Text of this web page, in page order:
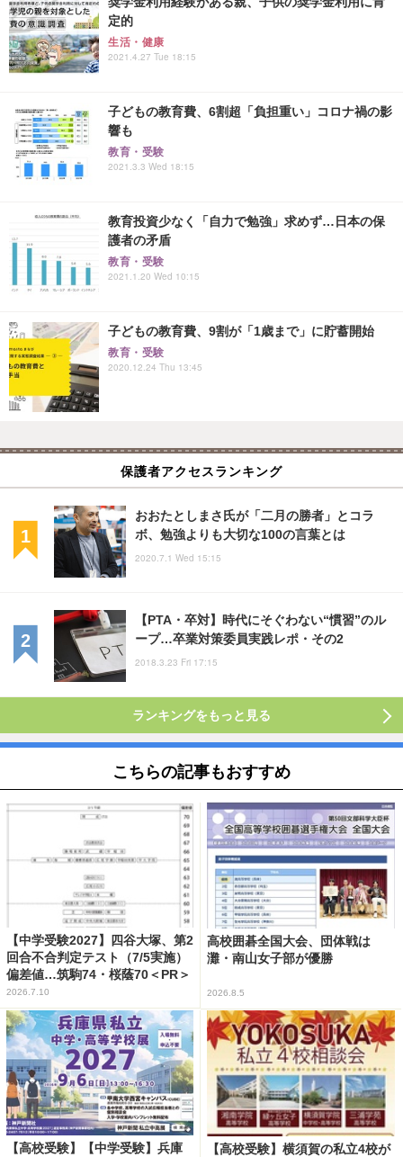
定的
生活・健康
2021.4.27 Tue 18:15
子どもの教育費、6割超「負担重い」コロナ禍の影
響も
教育・受験
2021.3.3 Wed 18:15
教育投資少なく「自力で勉強」求めず…日本の保
護者の矛盾
教育・受験
2021.1.20 Wed 10:15
子どもの教育費、9割が「1歳まで」に貯蓄開始
教育・受験
2020.12.24 Thu 13:45
保護者アクセスランキング
おおたとしまさ氏が「二月の勝者」とコラ
ボ、勉強よりも大切な100の言葉とは
2020.7.1 Wed 15:15
【PTA・卒対】時代にそぐわない“慣習”のル
ープ…卒業対策委員実践レポ・その2
2018.3.23 Fri 17:15
ランキングをもっと見る
こちらの記事もおすすめ
【中学受験2027】四谷大塚、第2
回合不合判定テスト（7/5実施）
偏差値…筑駒74・桜蔭70＜PR＞
2026.7.10
高校囲碁全国大会、団体戦は
灘・南山女子部が優勝
2026.8.5
【高校受験】【中学受験】兵庫
【高校受験】横須賀の私立4校が